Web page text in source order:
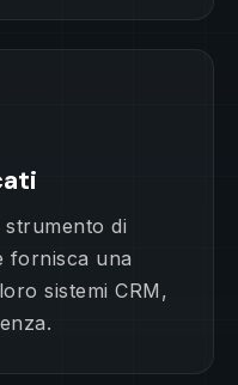
di
fornisca una
sistemi CRM,